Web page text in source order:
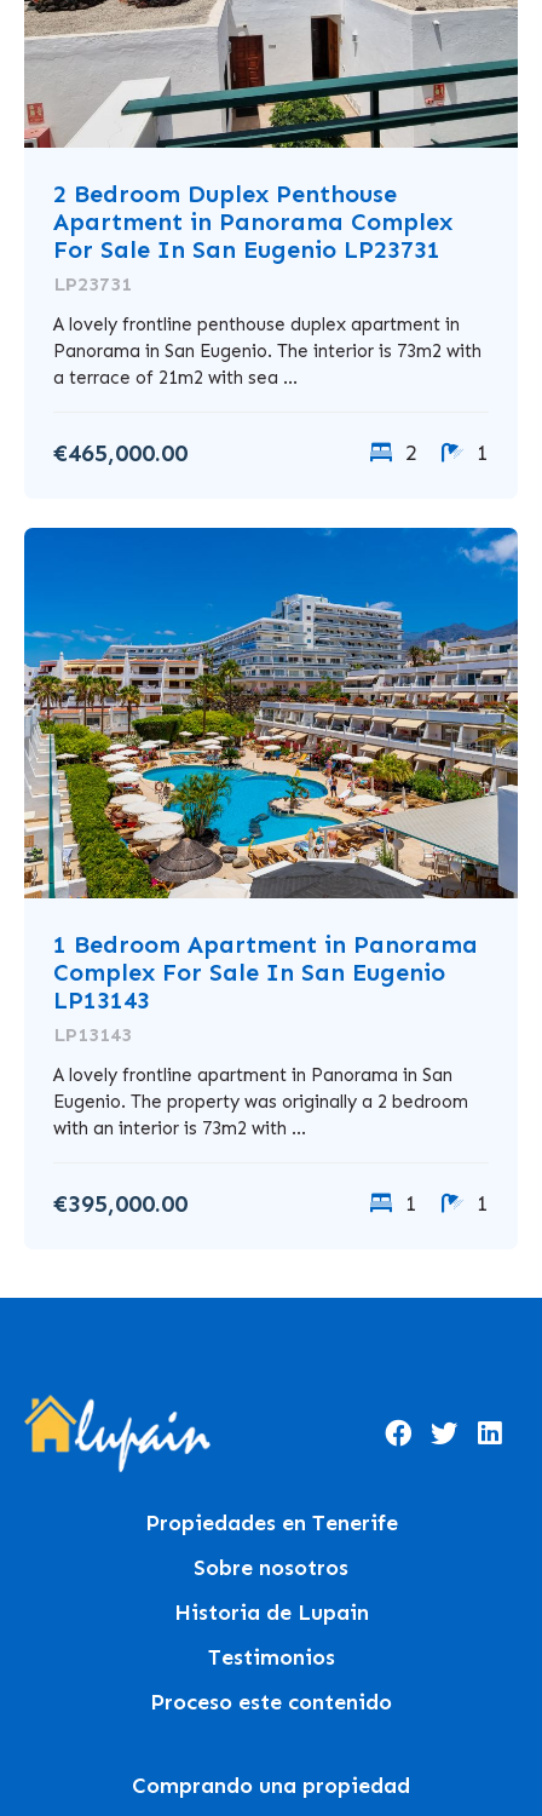
2 Bedroom Duplex Penthouse
Apartment in Panorama Complex
For Sale In San Eugenio LP23731
LP23731
A lovely frontline penthouse duplex apartment in
Panorama in San Eugenio. The interior is 73m2 with
a terrace of 21m2 with sea ...
€465,000.00 2 1
1 Bedroom Apartment in Panorama
Complex For Sale In San Eugenio
LP13143
LP13143
A lovely frontline apartment in Panorama in San
Eugenio. The property was originally a 2 bedroom
with an interior is 73m2 with ...
€395,000.00 1 1
Propiedades en Tenerife
Sobre nosotros
Historia de Lupain
Testimonios
Proceso este contenido
Comprando una propiedad